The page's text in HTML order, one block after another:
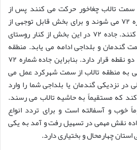
سمت تالاب چغاخور حرکت می کنند پس از
خروج از شهر وارد جاده شماره ۷۲ می شوند و برای بخش قابل توجهی از
مسیر این جاده را دنبال می کنند. جاده ۷۲ در این بخش از کنار روستای
گندمان و بلداجی ادامه می یابد. منطقه
تالاب چغاخور در نزدیکی این دو نقطه قرار دارد. بنابراین جاده شماره ۷۲
به منطقه تالاب از سمت شهرکرد عمل می
در نزدیکی گندمان یا بلداجی شما را وارد
که مستقیماً به حاشیه تالاب می رسند.
جاده شماره ۷۲ عموماً خوب و آسفالته است و برای تردد انواع
نقش مهمی در تسهیل رفت و آمد به یکی
چهارمحال و بختیاری دارد.